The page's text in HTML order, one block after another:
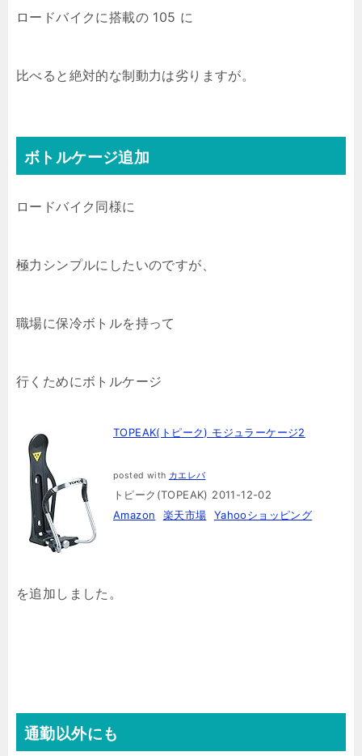
ロードバイクに搭載の 105 に
比べると絶対的な制動力は劣りますが。
ボトルケージ追加
ロードバイク同様に
極力シンプルにしたいのですが、
職場に保冷ボトルを持って
行くためにボトルケージ
TOPEAK(トピーク) モジュラーケージ2
posted with カエレバ
トピーク(TOPEAK) 2011-12-02
Amazon
楽天市場 Yahooショッピング
を追加しました。
通勤以外にも